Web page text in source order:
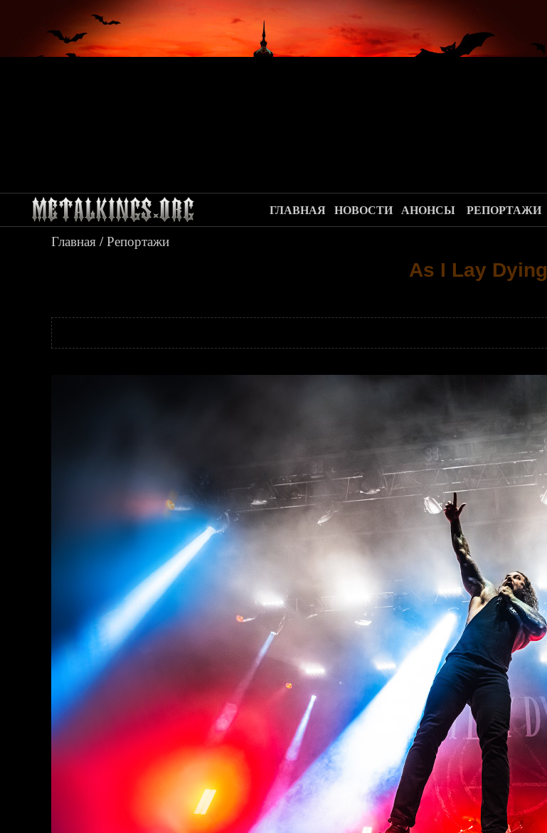
.
ГЛАВНАЯ НОВОСТИ АНОНСЫ РЕПОРТАЖИ
Главная /Репортажи
As I Lay Dying